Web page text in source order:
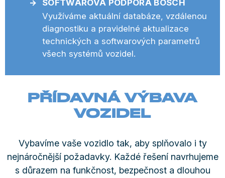
SOFTWAROVÁ PODPORA BOSCH
Využíváme aktuální databáze, vzdálenou
diagnostiku a pravidelné aktualizace
technických a softwarových parametrů
všech systémů vozidel.
PŘÍDAVNÁ VÝBAVA
VOZIDEL
Vybavíme vaše vozidlo tak, aby splňovalo i ty
nejnáročnější požadavky. Každé řešení navrhujeme
s důrazem na funkčnost, bezpečnost a dlouhou